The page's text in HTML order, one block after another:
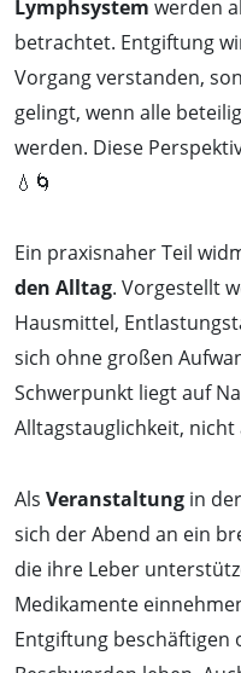
Lymphsystem werden
betrachtet. Entgiftung
Vorgang verstanden,
gelingt, wenn alle
werden. Diese
💧🌀
Ein praxisnaher Teil
den Alltag. Vorgestellt
Hausmittel,
sich ohne großen
Schwerpunkt liegt auf
Alltagstauglichkeit,
Als Veranstaltung in
sich der Abend an ein
die ihre Leber
Medikamente
Entgiftung beschäftigen